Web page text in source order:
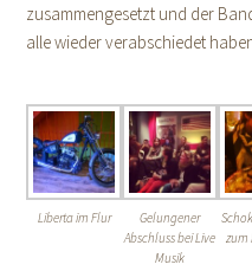
zusammengesetzt und der
alle wieder verabschiedet
Liberta im Flur
Gelungener
Abschluss bei Live
Musik
zum